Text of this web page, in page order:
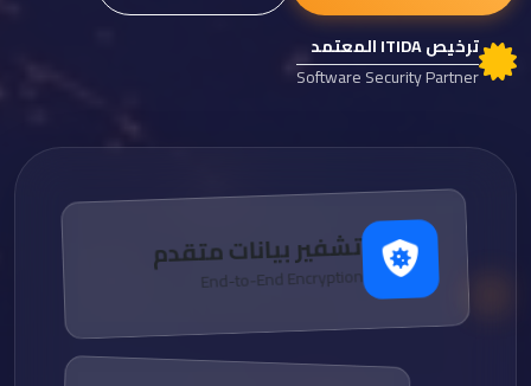
ترخيص ITIDA المعتمد
Software Security Partner
تشفير بيانات متقدم
End-to-End Encryption